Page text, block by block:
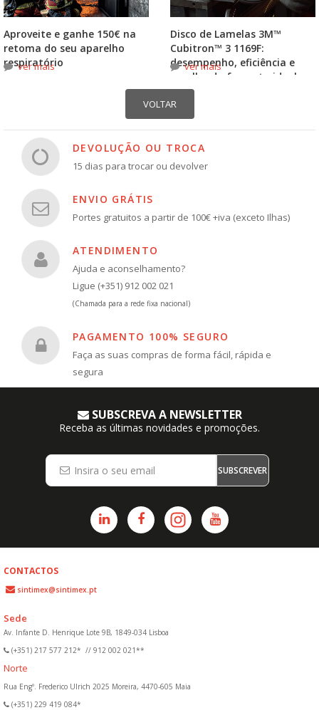
Aproveite e ganhe 150€ na
retoma do seu aparelho
respiratório
ver mais
Disco de Lamelas 3M™
Cubitron™ 3 1169F:
desempenho, eficiência e
escolha do formato ideal
ver mais
DEVOLUÇÃO OU TROCA
15 dias para trocar ou devolver
ENVIO GRÁTIS
Portes gratuitos a partir de 100€ +iva (exceto Ilhas)
ATENDIMENTO
Ajuda e aconselhamento?
Ligue (+351) 912 002 021
(Chamada para a rede fixa nacional)
PAGAMENTO 100% SEGURO
Faça as suas compras de forma fácil, rápida e
segura
SUBSCREVA A NEWSLETTER
Receba as últimas novidades e promoções.
SUBSCREVER
CONTACTOS
sintimex@sintimex.pt
Sede
Av. Infante D. Henrique Lote 9B, 1849-034 Lisboa
(+351) 217 577 212* // 912 002 021**
Norte
Rua Engº. Frederico Ulrich 2025 Moreira, 4470-605 Maia
(+351) 229 419 084*